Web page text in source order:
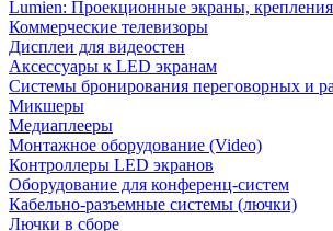
Lumien: Проекционные экраны, крепления
Коммерческие телевизоры
Дисплеи для видеостен
Аксессуары к LED экранам
Системы бронирования переговорных и
Микшеры
Медиаплееры
Монтажное оборудование (Video)
Контроллеры LED экранов
Оборудование для конференц-систем
Кабельно-разъемные системы (лючки)
Лючки в сборе